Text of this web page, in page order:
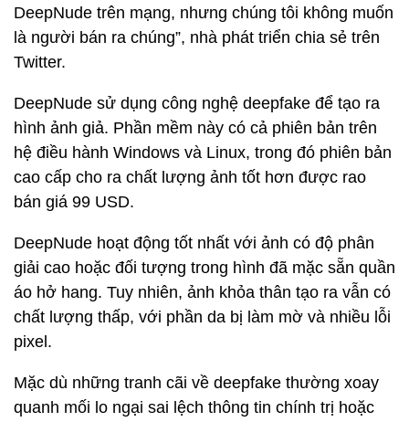
DeepNude trên mạng, nhưng chúng tôi không muốn
là người bán ra chúng”, nhà phát triển chia sẻ trên
Twitter.
DeepNude sử dụng công nghệ deepfake để tạo ra
hình ảnh giả. Phần mềm này có cả phiên bản trên
hệ điều hành Windows và Linux, trong đó phiên bản
cao cấp cho ra chất lượng ảnh tốt hơn được rao
bán giá 99 USD.
DeepNude hoạt động tốt nhất với ảnh có độ phân
giải cao hoặc đối tượng trong hình đã mặc sẵn quần
áo hở hang. Tuy nhiên, ảnh khỏa thân tạo ra vẫn có
chất lượng thấp, với phần da bị làm mờ và nhiều lỗi
pixel.
Mặc dù những tranh cãi về deepfake thường xoay
quanh mối lo ngại sai lệch thông tin chính trị hoặc